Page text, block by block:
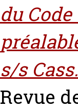
du
s/s
Revue